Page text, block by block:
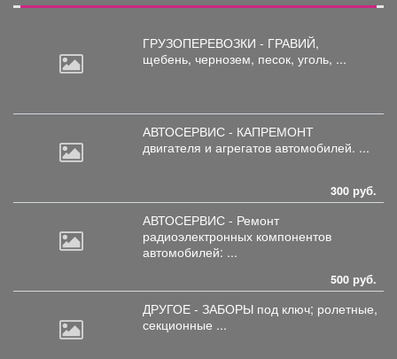
ГРУЗОПЕРЕВОЗКИ - ГРАВИЙ,
щебень, чернозем, песок, уголь, ...
АВТОСЕРВИС - КАПРЕМОНТ
двигателя и агрегатов автомобилей. ...
300 руб.
АВТОСЕРВИС - Ремонт
радиоэлектронных компонентов
автомобилей: ...
500 руб.
ДРУГОЕ - ЗАБОРЫ под ключ; ролетные,
секционные ...